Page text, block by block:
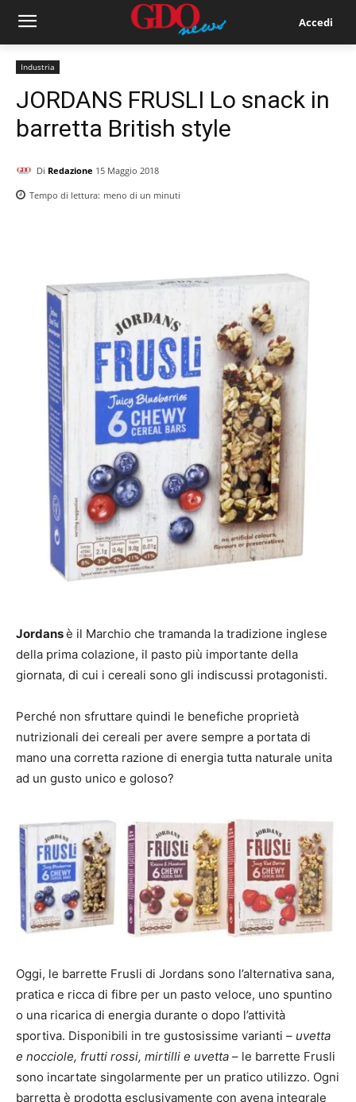
Accedi
Industria
JORDANS FRUSLI Lo snack in
barretta British style
Di Redazione 15 Maggio 2018
Tempo di lettura: meno di un minuti
Jordansè il Marchio che tramanda la tradizione inglese
della prima colazione, il pasto più importante della
giornata, di cui i cereali sono gli indiscussi protagonisti.
Perché non sfruttare quindi le benefiche proprietà
nutrizionali dei cereali per avere sempre a portata di
mano una corretta razione di energia tutta naturale unita
ad un gusto unico e goloso?
Oggi, le barrette Frusli di Jordans sono l’alternativa sana,
pratica e ricca di fibre per un pasto veloce, uno spuntino
o una ricarica di energia durante o dopo l’attività
sportiva. Disponibili in tre gustosissime varianti – uvetta
e nocciole, frutti rossi, mirtilli e uvetta – le barrette Frusli
sono incartate singolarmente per un pratico utilizzo. Ogni
barretta è prodotta esclusivamente con avena integrale